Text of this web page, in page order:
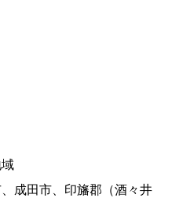
成田市、印旛郡（酒々井